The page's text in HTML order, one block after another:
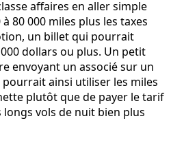
affaires en aller simple
80 000 miles plus les taxes
un billet qui pourrait
dollars ou plus. Un petit
envoyant un associé sur un
ainsi utiliser les miles
plutôt que de payer le tarif
vols de nuit bien plus